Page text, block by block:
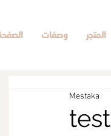
وصفات المتجر
test
Mestaka